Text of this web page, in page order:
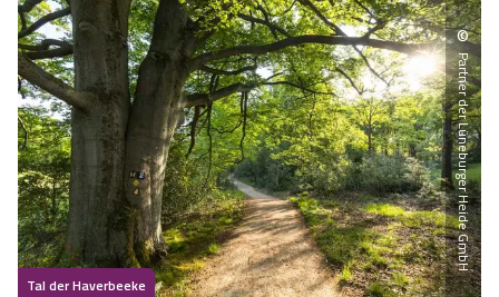
Was zeichnet den Weg aus?
Highlights
Wandern im Frühling
Wandern im Sommer
Wandern im Herbst
Tal der Haverbeeke
©
Partner der Lüneburger Heide GmbH